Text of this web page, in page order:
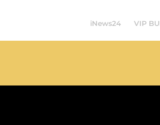
iNews24 VIP